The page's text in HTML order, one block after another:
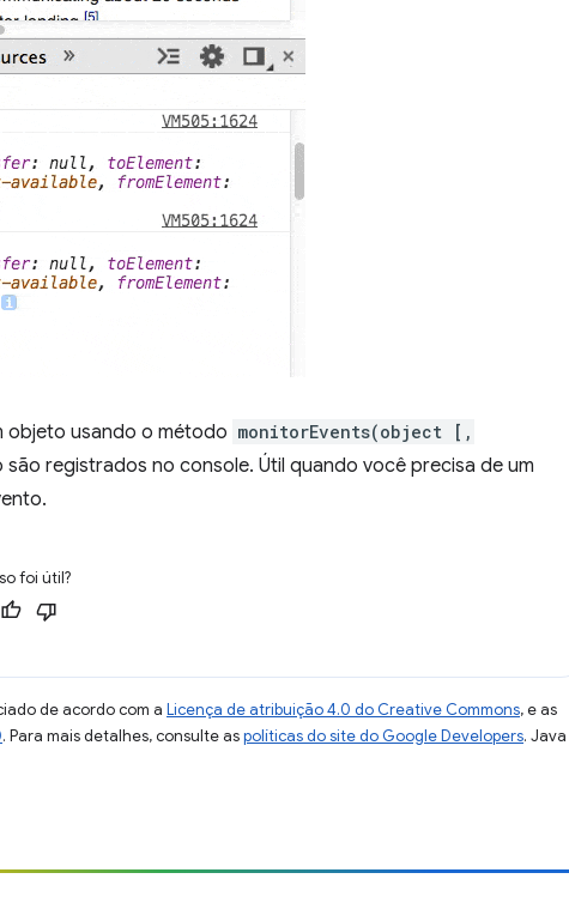
objeto usando o método monitorEvents(object [,
registrados no console. Útil quando você precisa de um
foi útil?
de acordo com a Licença de atribuição 4.0 do Creative Commons, e as
. Para mais detalhes, consulte aspolíticas do site do Google Developers.